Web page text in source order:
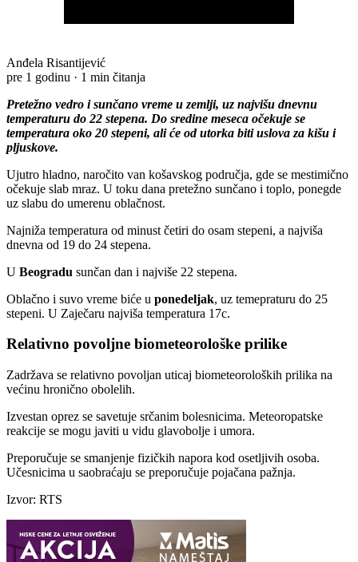
Anđela Risantijević
pre 1 godinu · 1 min čitanja
Pretežno vedro i sunčano vreme u zemlji, uz najvišu dnevnu
temperaturu do 22 stepena. Do sredine meseca očekuje se
temperatura oko 20 stepeni, ali će od utorka biti uslova za kišu i
pljuskove.
Ujutro hladno, naročito van košavskog područja, gde se mestimično
očekuje slab mraz. U toku dana pretežno sunčano i toplo, ponegde
uz slabu do umerenu oblačnost.
Najniža temperatura od minust četiri do osam stepeni, a najviša
dnevna od 19 do 24 stepena.
U Beogradu sunčan dan i najviše 22 stepena.
Oblačno i suvo vreme biće u ponedeljak, uz temepraturu do 25
stepeni. U Zaječaru najviša temperatura 17c.
Relativno povoljne biometeorološke prilike
Zadržava se relativno povoljan uticaj biometeoroloških prilika na
većinu hronično obolelih.
Izvestan oprez se savetuje srčanim bolesnicima. Meteoropatske
reakcije se mogu javiti u vidu glavobolje i umora.
Preporučuje se smanjenje fizičkih napora kod osetljivih osoba.
Učesnicima u saobraćaju se preporučuje pojačana pažnja.
Izvor: RTS